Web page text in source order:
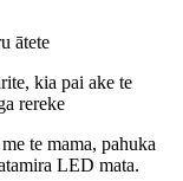
ātete
kia pai ake te
rereke
te mama, pahuka
LED mata.